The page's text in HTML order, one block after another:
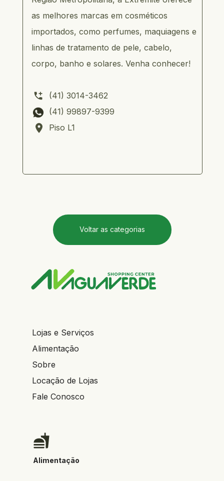
as melhores marcas em cosméticos
importados, como perfumes, maquiagens e
linhas de tratamento de pele, cabelo,
corpo, banho e solares. Venha conhecer!
       (41) 3014-3462
       (41) 99897-9399
       Piso L1
Voltar as categorias
Alimentação
Lojas e Serviços
Alimentação
Sobre
Locação de Lojas
Fale Conosco